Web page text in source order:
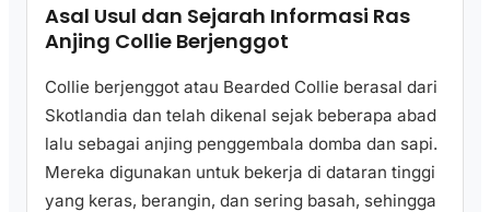
Asal Usul dan Sejarah Informasi Ras
Anjing Collie Berjenggot
Collie berjenggot atau Bearded Collie berasal dari
Skotlandia dan telah dikenal sejak beberapa abad
lalu sebagai anjing penggembala domba dan sapi.
Mereka digunakan untuk bekerja di dataran tinggi
yang keras, berangin, dan sering basah, sehingga